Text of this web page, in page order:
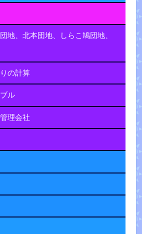
地、北本団地、しらこ鳩団地、
の計算
ル
理会社